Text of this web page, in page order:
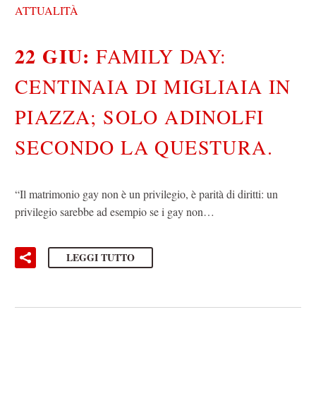
ATTUALITÀ
22 GIU:FAMILY DAY:
CENTINAIA DI MIGLIAIA IN
PIAZZA; SOLO ADINOLFI
SECONDO LA QUESTURA.
“Il matrimonio gay non è un privilegio, è parità di diritti: un
privilegio sarebbe ad esempio se i gay non…
LEGGI TUTTO